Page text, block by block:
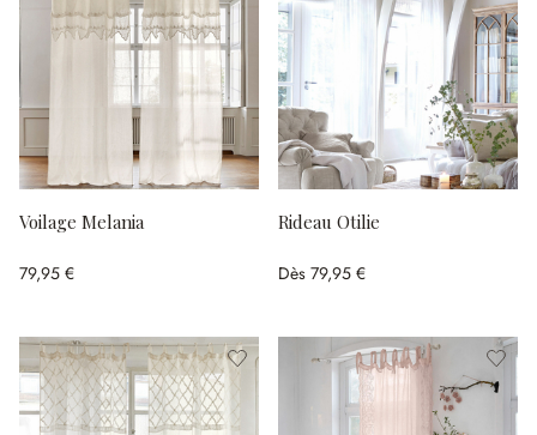
Voilage Melania
79,95 €
Rideau Otilie
Dès 79,95 €